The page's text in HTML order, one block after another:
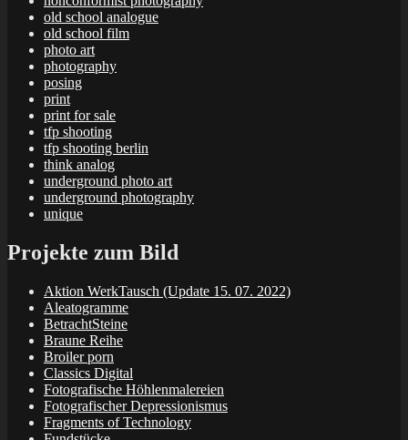
old school analogue
old school film
photo art
photography
posing
print
print for sale
tfp shooting
tfp shooting berlin
think analog
underground photo art
underground photography
unique
Projekte zum Bild
Aktion WerkTausch (Update 15. 07. 2022)
Aleatogramme
BetrachtSteine
Braune Reihe
Broiler porn
Classics Digital
Fotografische Höhlenmalereien
Fotografischer Depressionismus
Fragments of Technology